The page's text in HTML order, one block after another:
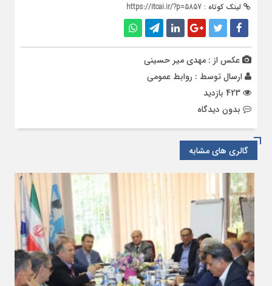
لینک کوتاه : https://itcai.ir/?p=5857
عکس از : مهدی میر حسینی
ارسال توسط : روابط عمومی
بدون دیدگاه
گالری های مشابه